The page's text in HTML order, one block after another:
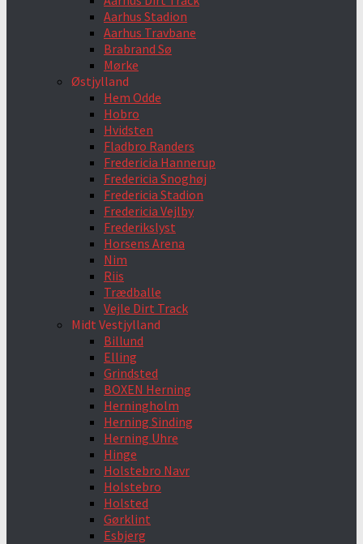
Aarhus Stadion
Aarhus Travbane
Brabrand Sø
Mørke
Østjylland
Hem Odde
Hobro
Hvidsten
Fladbro Randers
Fredericia Hannerup
Fredericia Snoghøj
Fredericia Stadion
Fredericia Vejlby
Frederikslyst
Horsens Arena
Nim
Riis
Trædballe
Vejle Dirt Track
Midt Vestjylland
Billund
Elling
Grindsted
BOXEN Herning
Herningholm
Herning Sinding
Herning Uhre
Hinge
Holstebro Navr
Holstebro
Holsted
Gørklint
Esbjerg